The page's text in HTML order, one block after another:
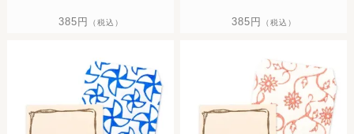
385円 （税込） 385円 （税込）